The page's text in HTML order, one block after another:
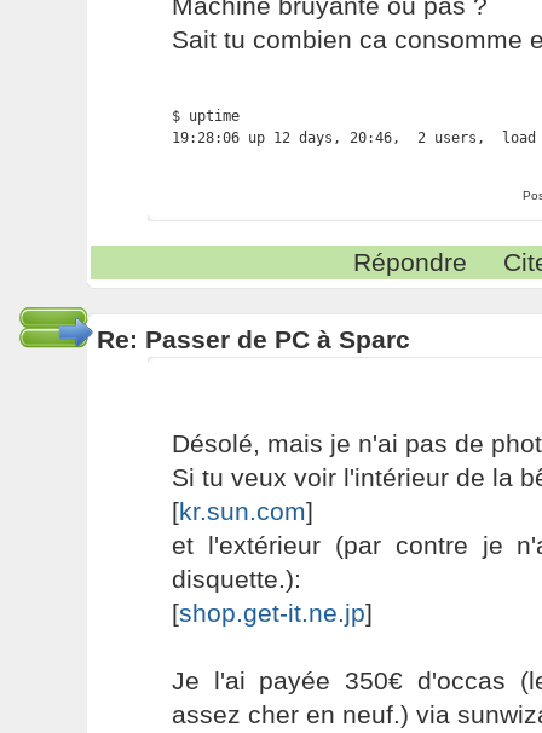
Sait tu combien ca consomme
$ uptime
19:28:06 up 12 days, 20:46,  2 users,  load
Répondre
Re: Passer de PC à Sparc
Désolé, mais je n'ai pas de
Si tu veux voir l'intérieur de la
[kr.sun.com]
et l'extérieur (par contre je
disquette.):
[shop.get-it.ne.jp]
Je l'ai payée 350€ d'occas
assez cher en neuf.) via